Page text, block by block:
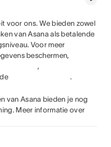
voor ons. We bieden zowel
van Asana als betalende
Voor meer
beschermen,
,
.
van Asana bieden je nog
Meer informatie over